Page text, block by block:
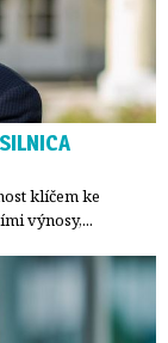
klíčem ke
výnosy,...